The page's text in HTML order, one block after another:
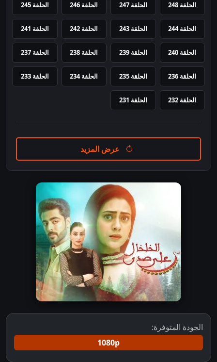
الحلقة 248 الحلقة 247 الحلقة 246 الحلقة 245
الحلقة 244 الحلقة 243 الحلقة 242 الحلقة 241
الحلقة 240 الحلقة 239 الحلقة 238 الحلقة 237
الحلقة 236 الحلقة 235 الحلقة 234 الحلقة 233
الحلقة 232 الحلقة 231
عرض المزيد
الجودة المتوفرة:
1080p